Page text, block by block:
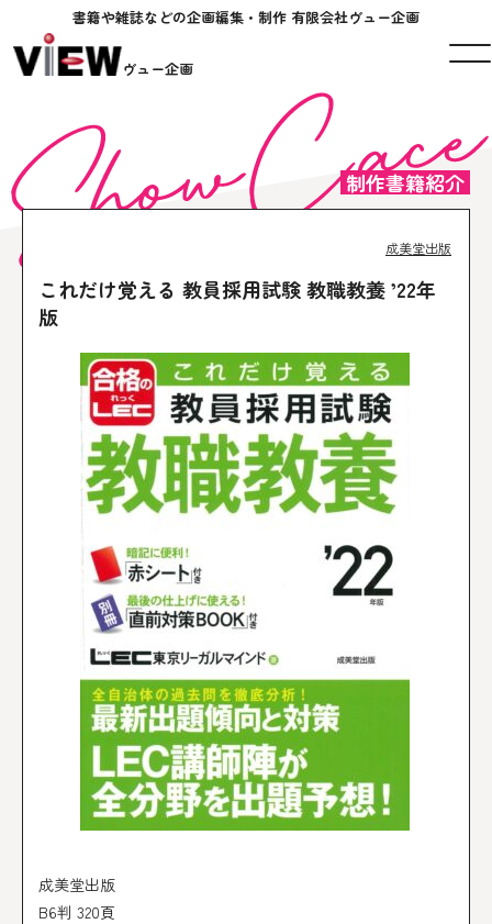
書籍や雑誌などの企画編集・制作 有限会社ヴュー企画
ヴュー企画
制作書籍紹介
成美堂出版
これだけ覚える 教員採用試験 教職教養 ’22年
版
成美堂出版
B6判 320頁